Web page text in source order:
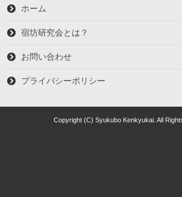
ホーム
宿坊研究会とは？
お問い合わせ
プライバシーポリシー
Copyright (C) Syukubo Kenkyukai. All